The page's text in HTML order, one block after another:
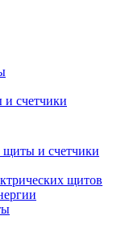
и счетчики
щиты и счетчики
щитов